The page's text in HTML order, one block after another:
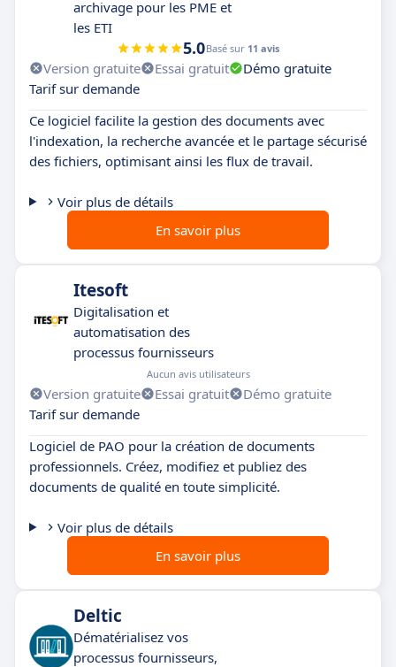
archivage pour les PME et
les ETI
5.0Basé sur 11 avis
Version gratuite Essai gratuit
Démo gratuite
Tarif sur demande
Ce logiciel facilite la gestion des documents avec
l'indexation, la recherche avancée et le partage sécurisé
des fichiers, optimisant ainsi les flux de travail.
Voir plus de détails
En savoir plus
Itesoft
Digitalisation et
automatisation des
processus fournisseurs
Aucun avis utilisateurs
Version gratuite Essai gratuit
Démo gratuite
Tarif sur demande
Logiciel de PAO pour la création de documents
professionnels. Créez, modifiez et publiez des
documents de qualité en toute simplicité.
Voir plus de détails
En savoir plus
Deltic
Dématérialisez vos
processus fournisseurs,